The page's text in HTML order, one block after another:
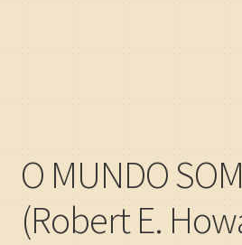
O MUNDO
(Robert E.